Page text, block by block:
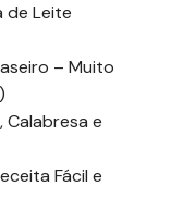
de Leite
– Muito
Calabresa e
Fácil e